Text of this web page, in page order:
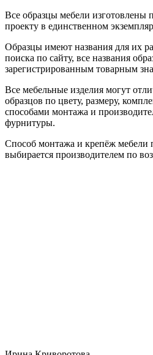
Все образцы мебели изготовлены
проекту в единственном
Образцы имеют названия для их
поиска по сайту, все названия
зарегистрированным товарным
Все мебельные изделия могут
образцов по цвету, размеру,
способами монтажа и
фурнитуры.
Способ монтажа и крепёж мебели
выбирается производителем по